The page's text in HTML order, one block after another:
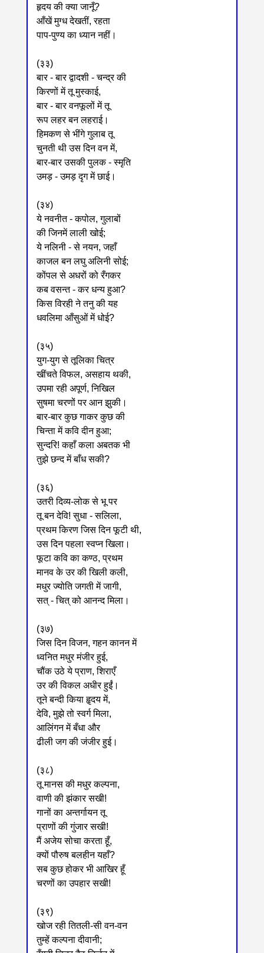
हृदय की क्या जानूँ?
आँखें मुग्ध देखतीं, रहता
पाप-पुण्य का ध्यान नहीं।
(३३)
बार - बार द्वादशी - चन्द्र की
किरणों में तू मुस्काई,
बार - बार वनफूलों में तू
रूप लहर बन लहराई।
हिमकण से भींगे गुलाब तू
चुनती थी उस दिन वन में,
बार-बार उसकी पुलक - स्मृति
उमड़ - उमड़ दृग में छाई।
(३४)
ये नवनीत - कपोल, गुलाबों
की जिनमें लाली खोई;
ये नलिनी - से नयन, जहाँ
काजल बन लघु अलिनी सोई;
कोंपल से अधरों को रँगकर
कब वसन्त - कर धन्य हुआ?
किस विरही ने तनु की यह
धवलिमा आँसुओं में धोई?
(३५)
युग-युग से तूलिका चित्र
खींचते विफल, असहाय थकी,
उपमा रही अपूर्ण, निखिल
सुषमा चरणों पर आन झुकी।
बार-बार कुछ गाकर कुछ की
चिन्ता में कवि दीन हुआ;
सुन्दरि! कहाँ कला अबतक भी
तुझे छन्द में बाँध सकी?
(३६)
उतरी दिव्य-लोक से भू पर
तू बन देवि! सुधा - सलिला,
प्रथम किरण जिस दिन फूटी थी,
उस दिन पहला स्वप्न खिला।
फूटा कवि का कण्ठ, प्रथम
मानव के उर की खिली कली,
मधुर ज्योति जगती में जागी,
सत् - चित् को आनन्द मिला।
(३७)
जिस दिन विजन, गहन कानन में
ध्वनित मधुर मंजीर हुई,
चौंक उठे ये प्राण, शिराएँ
उर की विकल अधीर हुईं।
तूने बन्दी किया हॄदय में,
देवि, मुझे तो स्वर्ग मिला,
आलिंगन में बँधा और
ढीली जग की जंजीर हुई।
(३८)
तू मानस की मधुर कल्पना,
वाणी की झंकार सखी!
गानों का अन्तर्गायन तू
प्राणों की गुंजार सखी!
मैं अजेय सोचा करता हूँ,
क्यों पौरुष बलहीन यहाँ?
सब कुछ होकर भी आखिर हूँ
चरणों का उपहार सखी!
(३९)
खोज रही तितली-सी वन-वन
तुम्हें कल्पना दीवानी;